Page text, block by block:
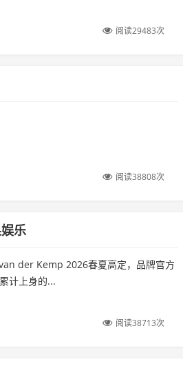
阅读29483次
阅读38808次
乐
der Kemp 2026春夏高定，品牌官方
计上身的...
阅读38713次